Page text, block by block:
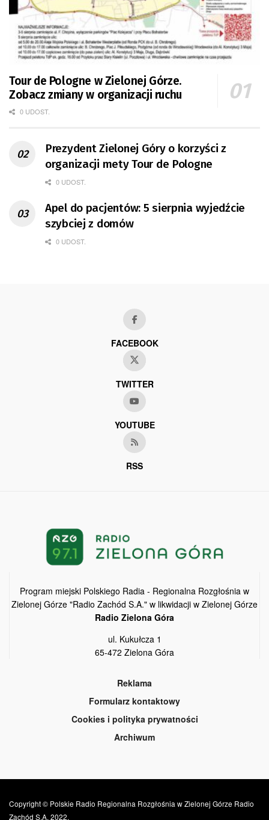
Tour de Pologne w Zielonej Górze.
Zobacz zmiany w organizacji ruchu
0 UDOST.
Prezydent Zielonej Góry o korzyści z
organizacji mety Tour de Pologne
0 UDOST.
Apel do pacjentów: 5 sierpnia wyjedźcie
szybciej z domów
0 UDOST.
FACEBOOK
TWITTER
YOUTUBE
RSS
Program miejski Polskiego Radia - Regionalna Rozgłośnia w
Zielonej Górze "Radio Zachód S.A." w likwidacji w Zielonej Górze
Radio Zielona Góra
ul. Kukułcza 1
65-472 Zielona Góra
Reklama
Formularz kontaktowy
Cookies i polityka prywatności
Archiwum
Copyright © Polskie Radio Regionalna Rozgłośnia w Zielonej Górze Radio
Zachód S.A. 2022.